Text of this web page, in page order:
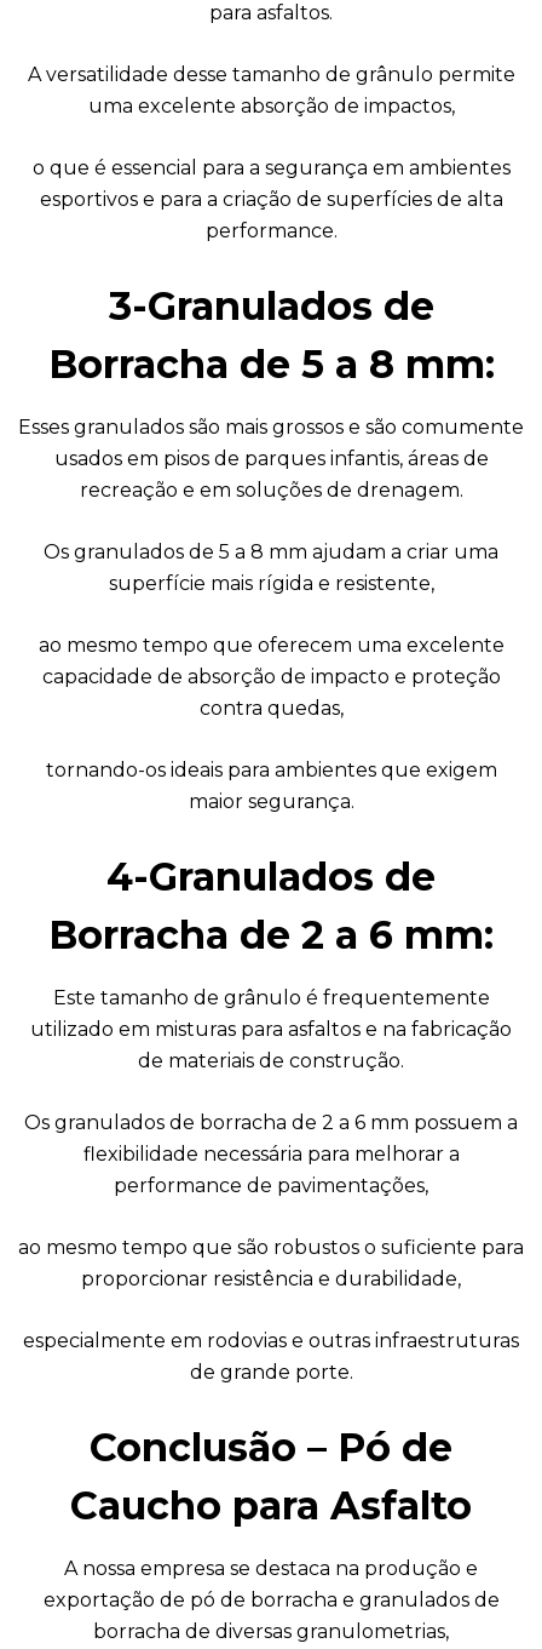
para asfaltos.
A versatilidade desse tamanho de grânulo permite
uma excelente absorção de impactos,
o que é essencial para a segurança em ambientes
esportivos e para a criação de superfícies de alta
performance.
3-Granulados de
Borracha de 5 a 8 mm:
Esses granulados são mais grossos e são comumente
usados em pisos de parques infantis, áreas de
recreação e em soluções de drenagem.
Os granulados de 5 a 8 mm ajudam a criar uma
superfície mais rígida e resistente,
ao mesmo tempo que oferecem uma excelente
capacidade de absorção de impacto e proteção
contra quedas,
tornando-os ideais para ambientes que exigem
maior segurança.
4-Granulados de
Borracha de 2 a 6 mm:
Este tamanho de grânulo é frequentemente
utilizado em misturas para asfaltos e na fabricação
de materiais de construção.
Os granulados de borracha de 2 a 6 mm possuem a
flexibilidade necessária para melhorar a
performance de pavimentações,
ao mesmo tempo que são robustos o suficiente para
proporcionar resistência e durabilidade,
especialmente em rodovias e outras infraestruturas
de grande porte.
Conclusão – Pó de
Caucho para Asfalto
A nossa empresa se destaca na produção e
exportação de pó de borracha e granulados de
borracha de diversas granulometrias,